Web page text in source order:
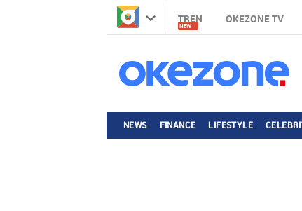
TREN
NEW
OKEZONE TV
NEWS FINANCE LIFESTYLE